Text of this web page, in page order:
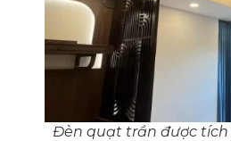
Đèn quạt trần được